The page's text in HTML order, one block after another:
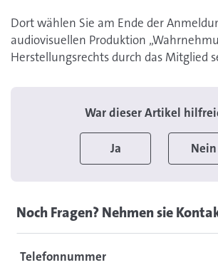
Noch Fragen? Nehmen sie
Telefonnummer
Dort wählen Sie am Ende der
audiovisuellen Produktion
Herstellungsrechts durch das Mitglied
War dieser Artikel
Ja Nein